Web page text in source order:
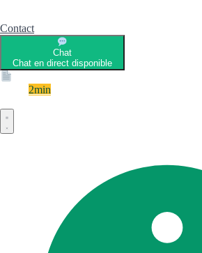
Contact
Chat
Chat en direct disponible
2min